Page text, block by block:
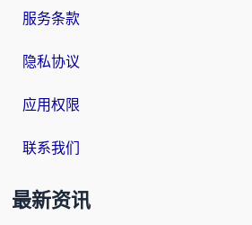
服务条款
隐私协议
应用权限
联系我们
最新资讯